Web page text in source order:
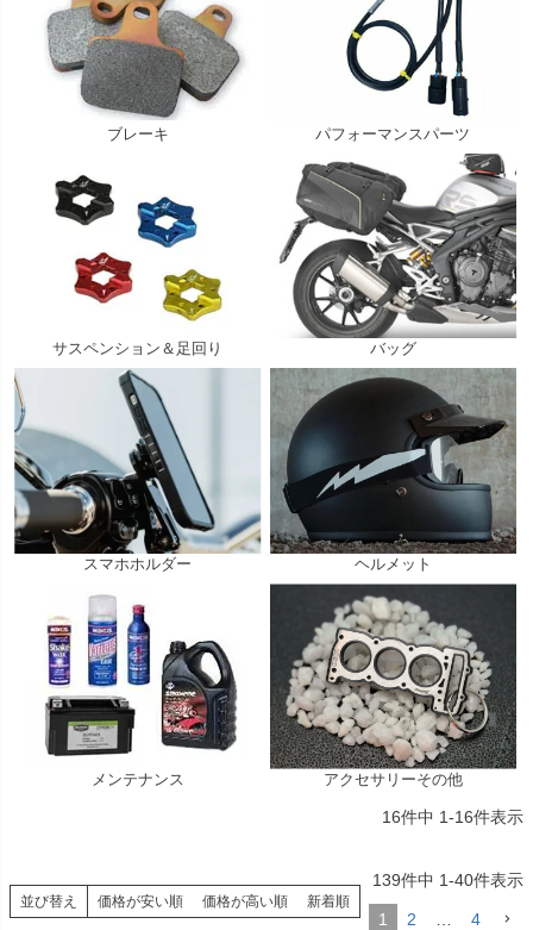
ブレーキ パフォーマンスパーツ
サスペンション＆足回り バッグ
スマホホルダー ヘルメット
メンテナンス アクセサリーその他
16件中 1-16件表示
並び替え 価格が安い順 価格が高い順 新着順
139件中 1-40件表示
1 2 4